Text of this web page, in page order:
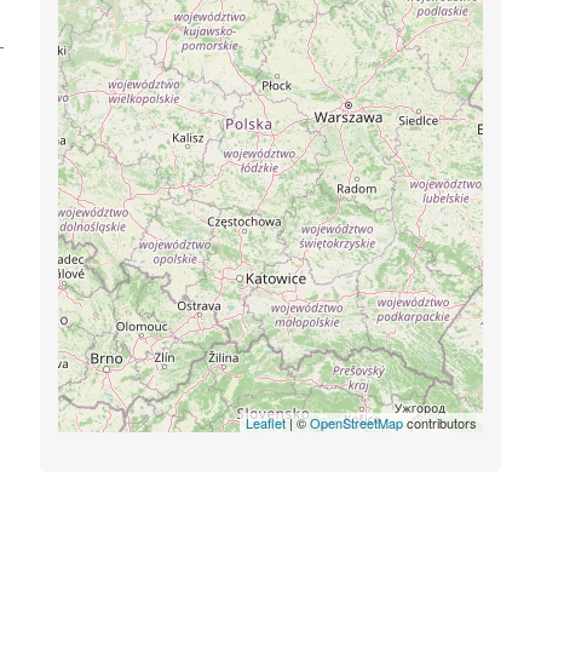
Leaflet| ©OpenStreetMapcontributors